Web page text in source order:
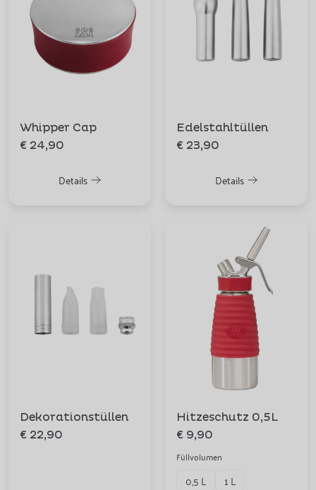
Whipper Cap
€ 24,90
Details
Edelstahltüllen
€ 23,90
Details
Dekorationstüllen
€ 22,90
Hitzeschutz 0,5L
€ 9,90
Füllvolumen
0,5 L
1 L